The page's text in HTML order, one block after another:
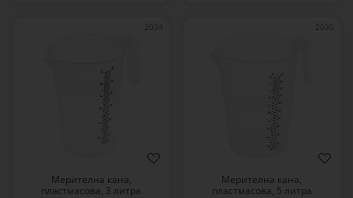
2034
Мерителна кана,
пластмасова, 3 литра
2035
Мерителна кана,
пластмасова, 5 литра